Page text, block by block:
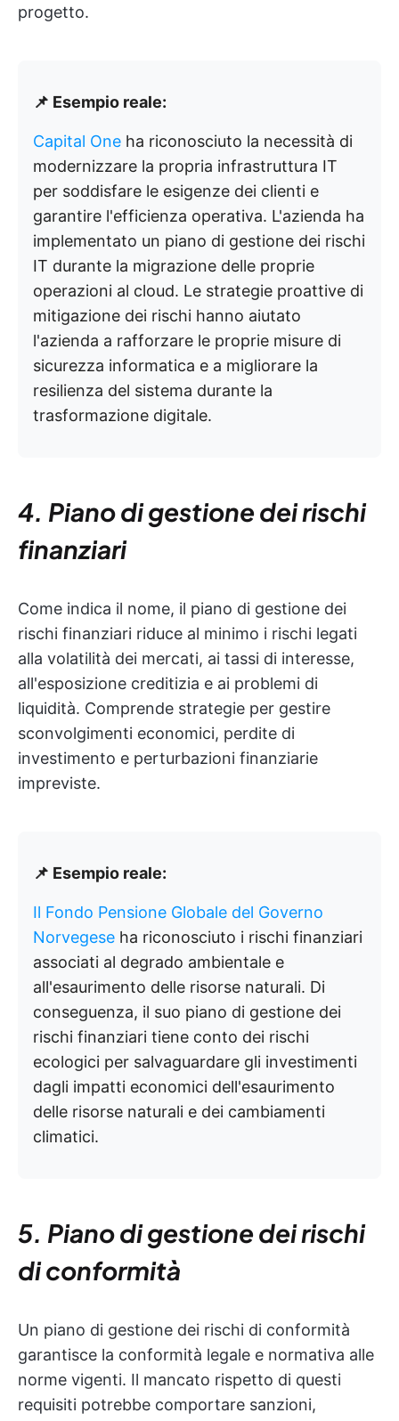
progetto.
📌 Esempio reale:
Capital One ha riconosciuto la necessità di
modernizzare la propria infrastruttura IT
per soddisfare le esigenze dei clienti e
garantire l'efficienza operativa. L'azienda ha
implementato un piano di gestione dei rischi
IT durante la migrazione delle proprie
operazioni al cloud. Le strategie proattive di
mitigazione dei rischi hanno aiutato
l'azienda a rafforzare le proprie misure di
sicurezza informatica e a migliorare la
resilienza del sistema durante la
trasformazione digitale.
4. Piano di gestione dei rischi
finanziari
Come indica il nome, il piano di gestione dei
rischi finanziari riduce al minimo i rischi legati
alla volatilità dei mercati, ai tassi di interesse,
all'esposizione creditizia e ai problemi di
liquidità. Comprende strategie per gestire
sconvolgimenti economici, perdite di
investimento e perturbazioni finanziarie
impreviste.
📌 Esempio reale:
Il Fondo Pensione Globale del Governo
Norvegese ha riconosciuto i rischi finanziari
associati al degrado ambientale e
all'esaurimento delle risorse naturali. Di
conseguenza, il suo piano di gestione dei
rischi finanziari tiene conto dei rischi
ecologici per salvaguardare gli investimenti
dagli impatti economici dell'esaurimento
delle risorse naturali e dei cambiamenti
climatici.
5. Piano di gestione dei rischi
di conformità
Un piano di gestione dei rischi di conformità
garantisce la conformità legale e normativa alle
norme vigenti. Il mancato rispetto di questi
requisiti potrebbe comportare sanzioni,